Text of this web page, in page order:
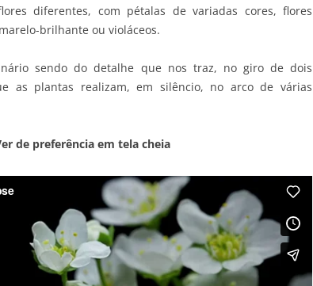
diferentes, com pétalas de variadas cores, flores
brilhante ou violáceos.
sendo do detalhe que nos traz, no giro de dois
as plantas realizam, em silêncio, no arco de várias
de preferência em tela cheia